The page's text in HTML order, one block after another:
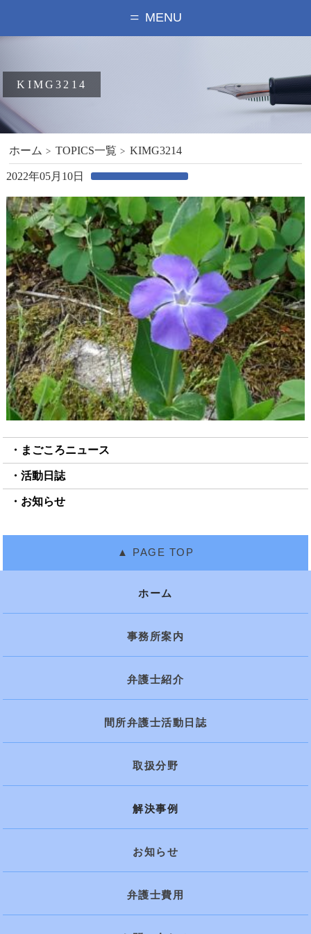
MENU
KIMG3214
ホーム TOPICS一覧 KIMG3214
2022年05月10日
まごころニュース
活動日誌
お知らせ
ホーム
事務所案内
弁護士紹介
間所弁護士活動日誌
取扱分野
解決事例
お知らせ
弁護士費用